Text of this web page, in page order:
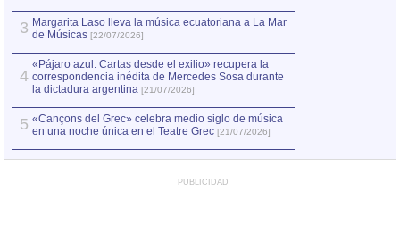
3 Margarita Laso lleva la música ecuatoriana a La Mar
de Músicas [22/07/2026]
4
«Pájaro azul. Cartas desde el exilio» recupera la
correspondencia inédita de Mercedes Sosa durante
la dictadura argentina [21/07/2026]
5 «Cançons del Grec» celebra medio siglo de música
en una noche única en el Teatre Grec [21/07/2026]
PUBLICIDAD